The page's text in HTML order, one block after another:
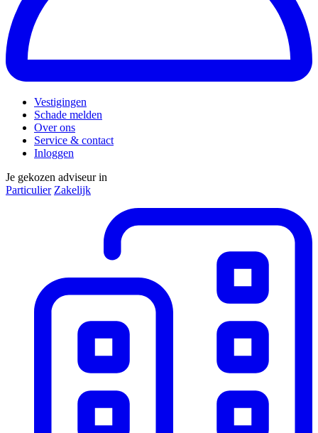
Vestigingen
Schade melden
Over ons
Service & contact
Inloggen
Je gekozen adviseur in
Particulier Zakelijk